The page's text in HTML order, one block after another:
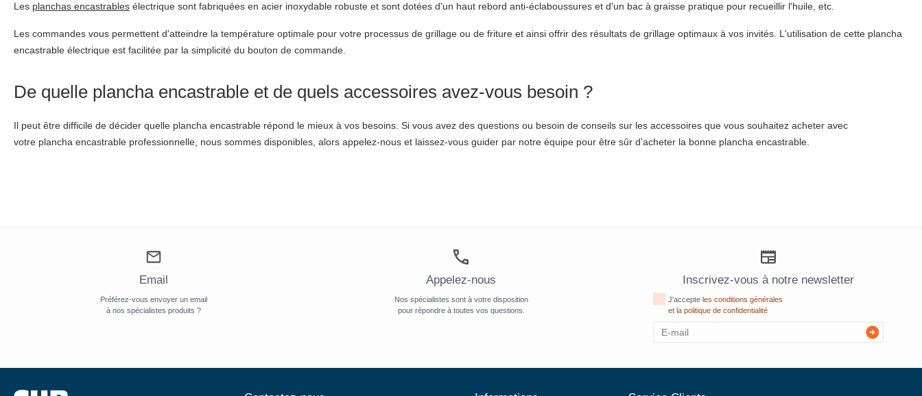
Les planchas encastrables électrique sont fabriquées en acier inoxydable robuste et sont dotées d'un haut rebord anti-éclaboussures et d'un bac à graisse pratique pour recueillir l'huile, etc.
Les commandes vous permettent d'atteindre la température optimale pour votre processus de grillage ou de friture et ainsi offrir des résultats de grillage optimaux à vos invités. L'utilisation de cette plancha
encastrable électrique est facilitée par la simplicité du bouton de commande.
De quelle plancha encastrable et de quels accessoires avez-vous besoin ?
Il peut être difficile de décider quelle plancha encastrable répond le mieux à vos besoins. Si vous avez des questions ou besoin de conseils sur les accessoires que vous souhaitez acheter avec
votre plancha encastrable professionnelle, nous sommes disponibles, alors appelez-nous et laissez-vous guider par notre équipe pour être sûr d’acheter la bonne plancha encastrable.
Email
Préférez-vous envoyer un email
à nos spécialistes produits ?
Appelez-nous
Nos spécialistes sont à votre disposition
pour répondre à toutes vos questions.
Inscrivez-vous à notre newsletter
J'accepteles conditions générales
etla politique de confidentialité